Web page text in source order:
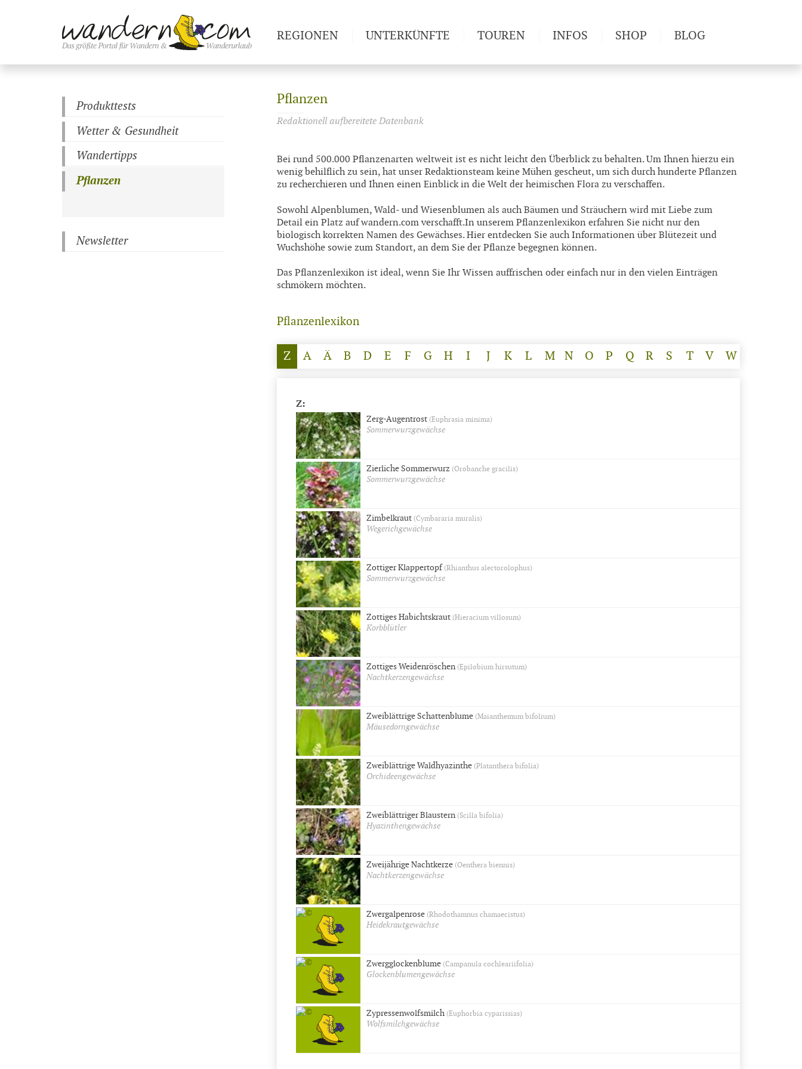
Pflanzen
Redaktionell aufbereitete Datenbank
Bei rund 500.000 Pflanzenarten weltweit ist es nicht leicht den Überblick zu behalten. Um Ihnen hierzu ein
wenig behilflich zu sein, hat unser Redaktionsteam keine Mühen gescheut, um sichdurch hunderte Pflanzen
zu recherchieren und Ihnen einen Einblick in die Welt der heimischen Flora zu verschaffen.
Sowohl Alpenblumen, Wald- und Wiesenblumen als auch Bäumen und Sträuchern wird mit Liebe zum
Detail ein Platz auf wandern.com verschafft.In unserem Pflanzenlexikon erfahren Sie nicht nur den
biologisch korrekten Namen des Gewächses. Hier entdecken Sie auch Informationen über Blütezeit und
Wuchshöhe sowie zum Standort, an dem Sie der Pflanze begegnen können.
Das Pflanzenlexikon ist ideal, wenn Sie Ihr Wissen auffrischen oder einfach nur in den vielen Einträgen
schmökern möchten.
Pflanzenlexikon
Z A Ä B D E F G H I J K L M N O P Q R S T V W
Z:
Zerg-Augentrost (Euphrasia minima)
Sommerwurzgewächse
Zierliche Sommerwurz (Orobanche gracilis)
Sommerwurzgewächse
Zimbelkraut (Cymbararia muralis)
Wegerichgewächse
Zottiger Klappertopf (Rhianthus alectorolophus)
Sommerwurzgewächse
Zottiges Habichtskraut (Hieracium villosum)
Korbblütler
Zottiges Weidenröschen (Epilobium hirsutum)
Nachtkerzengewächse
Zweiblättrige Schattenblume (Maianthemum bifolium)
Mäusedorngewächse
Zweiblättrige Waldhyazinthe (Platanthera bifolia)
Orchideengewächse
Zweiblättriger Blaustern (Scilla bifolia)
Hyazinthengewächse
Zweijährige Nachtkerze (Oenthera biennis)
Nachtkerzengewächse
Zwergalpenrose (Rhodothamnus chamaecistus)
Heidekrautgewächse
Zwergglockenblume (Campanula cochleariifolia)
Glockenblumengewächse
Zypressenwolfsmilch (Euphorbia cyparissias)
Wolfsmilchgewächse
Produkttests
Wetter & Gesundheit
Wandertipps
Pflanzen
Newsletter
REGIONEN UNTERKÜNFTE TOUREN INFOS
Newsletter
SHOP BLOG